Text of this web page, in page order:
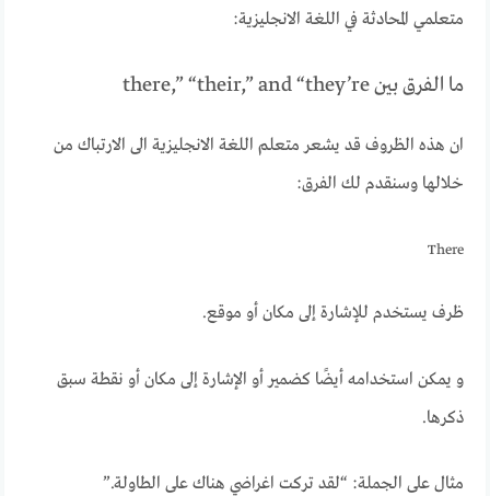
متعلمي المحادثة في اللغة الانجليزية:
ما الفرق بين there,” “their,” and “they’re
ان هذه الظروف قد يشعر متعلم اللغة الانجليزية الى الارتباك من
خلالها وسنقدم لك الفرق:
There
ظرف يستخدم للإشارة إلى مكان أو موقع.
و يمكن استخدامه أيضًا كضمير أو الإشارة إلى مكان أو نقطة سبق
ذكرها.
مثال على الجملة: “لقد تركت اغراضي هناك على الطاولة.”